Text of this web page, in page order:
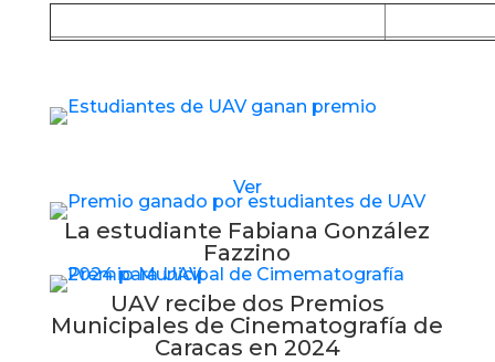
Ver
La estudiante Fabiana González
Fazzino
UAV recibe dos Premios
Municipales de Cinematografía de
Caracas en 2024